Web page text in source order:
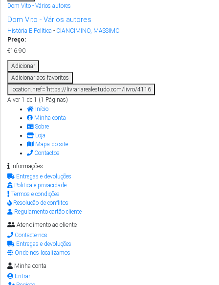
Dom Vito - Vários autores
Dom Vito - Vários autores
História E Política - CIANCIMINO, MASSIMO
Preço:
€16.90
Adicionar
Adicionar aos favoritos
location.href='https://livrariarealestudo.com/livro/4116
A ver 1 de 1 (1 Páginas)
Início
Minha conta
Sobre
Loja
Mapa do site
Contactos
Informações
Entregas e devoluções
Politica e privacidade
Termos e condições
Resolução de conflitos
Regulamento cartão cliente
Atendimento ao cliente
Contacte-nos
Entregas e devoluções
Onde nos localizamos
Minha conta
Entrar